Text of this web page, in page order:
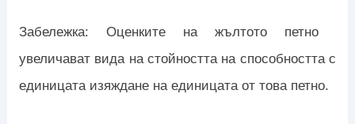
Забележка: Оценките на жълтото петно ​​
увеличават вида на стойността на способността с
единицата изяждане на единицата от това петно.